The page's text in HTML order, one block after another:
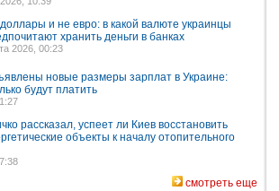
и не евро: в какой валюте украинцы
хранить деньги в банках
2026, 00:23
новые размеры зарплат в Украине:
будут платить
рассказал, успеет ли Киев восстановить
объекты к началу отопительного
смотреть еще